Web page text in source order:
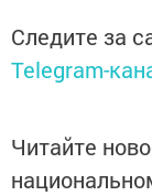
Следите за
Telegram-
Читайте